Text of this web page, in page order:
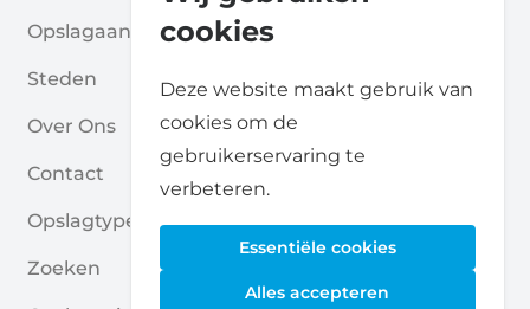
cookies
Deze website maakt gebruik van
cookies om de
gebruikerservaring te
verbeteren.
Essentiële cookies
Alles accepteren
Opslagaanbieders
Steden
Over Ons
Contact
Opslagtypes
Zoeken
Verenigingen
Voor Partners
Voor Opslagaanbieders
Self Storage Rapport
Privacybeleid